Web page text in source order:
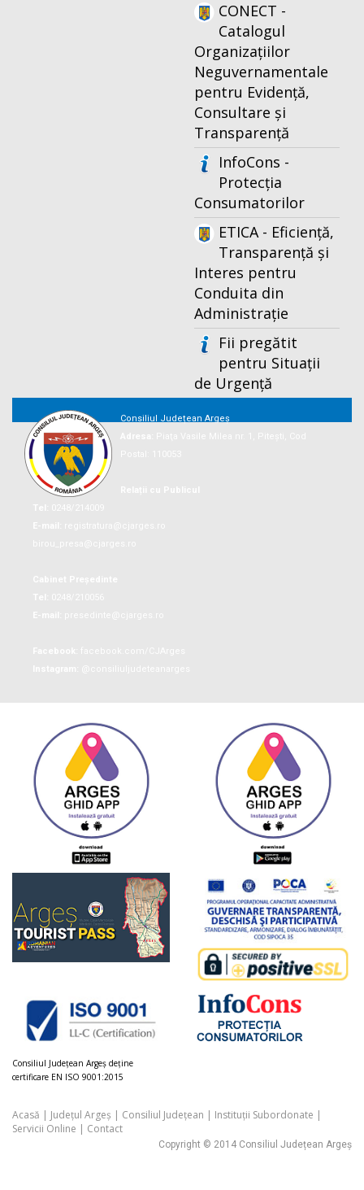
CONECT -
Catalogul
Organizațiilor
Neguvernamentale
pentru Evidență,
Consultare și
Transparență
InfoCons -
Protecția
Consumatorilor
ETICA - Eficiență,
Transparență și
Interes pentru
Conduita din
Administrație
Fii pregătit
pentru Situații
de Urgență
Consiliul Județean Argeș
Consiliul Judeţean Argeș deţine
certificare EN ISO 9001:2015
Acasă | Județul Argeș | Consiliul Județean | Instituții Subordonate |
Servicii Online | Contact
Copyright © 2014 Consiliul Județean Argeș